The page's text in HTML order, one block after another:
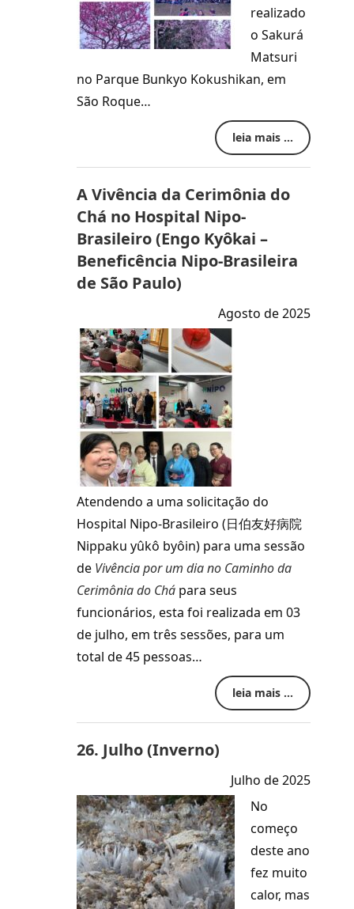
realizado
o Sakurá
Matsuri
no Parque Bunkyo Kokushikan, em
São Roque…
leia mais ...
A Vivência da Cerimônia do
Chá no Hospital Nipo-
Brasileiro (Engo Kyôkai –
Beneficência Nipo-Brasileira
de São Paulo)
Agosto de 2025
Atendendo a uma solicitação do
Hospital Nipo-Brasileiro (日伯友好病院
Nippaku yûkô byôin) para uma sessão
de Vivência por um dia no Caminho da
Cerimônia do Chá para seus
funcionários, esta foi realizada em 03
de julho, em três sessões, para um
total de 45 pessoas…
leia mais ...
26. Julho (Inverno)
Julho de 2025
No
começo
deste ano
fez muito
calor, mas